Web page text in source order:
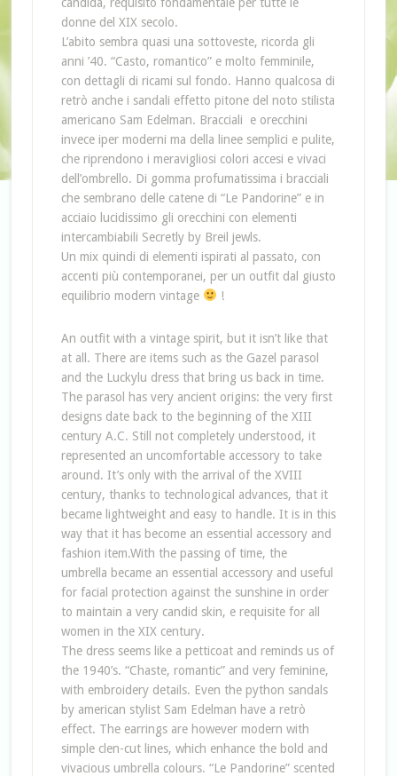
donne del XIX secolo.
L’abito sembra quasi una sottoveste, ricorda gli
anni ’40. “Casto, romantico” e molto femminile,
con dettagli di ricami sul fondo. Hanno qualcosa di
retrò anche i sandali effetto pitone del noto stilista
americano Sam Edelman. Bracciali e orecchini
invece iper moderni ma della linee semplici e pulite,
che riprendono i meravigliosi colori accesi e vivaci
dell’ombrello. Di gomma profumatissima i bracciali
che sembrano delle catene di “Le Pandorine” e in
acciaio lucidissimo gli orecchini con elementi
intercambiabili Secretly by Breil jewls.
Un mix quindi di elementi ispirati al passato, con
accenti più contemporanei, per un outfit dal giusto
equilibrio modern vintage
!
An outfit with a vintage spirit, but it isn’t like that
at all. There are items such as the Gazel parasol
and the Luckylu dress that bring us back in time.
The parasol has very ancient origins: the very first
designs date back to the beginning of the XIII
century A.C. Still not completely understood, it
represented an uncomfortable accessory to take
around. It’s only with the arrival of the XVIII
century, thanks to technological advances, that it
became lightweight and easy to handle. It is in this
way that it has become an essential accessory and
fashion item.With the passing of time, the
umbrella became an essential accessory and useful
for facial protection against the sunshine in order
to maintain a very candid skin, e requisite for all
women in the XIX century.
The dress seems like a petticoat and reminds us of
the 1940’s. “Chaste, romantic” and very feminine,
with embroidery details. Even the python sandals
by american stylist Sam Edelman have a retrò
effect. The earrings are however modern with
simple clen-cut lines, which enhance the bold and
vivacious umbrella colours. “Le Pandorine” scented